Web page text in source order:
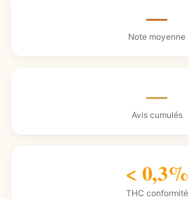
—
Note moyenne
—
Avis cumulés
< 0,3%
THC conformité